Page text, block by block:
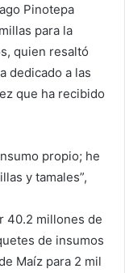
Pinotepa
para la
quien resaltó
dedicado a las
que ha recibido
propio; he
y tamales”,
40.2 millones de
de insumos
Maíz para 2 mil